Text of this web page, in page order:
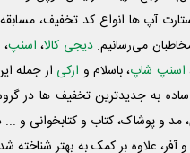
آپ ها انواع کد تخفیف،
می‌رسانیم. دیجی کالا، اسنپ
اسنپ شاپ، باسلام و ازکی از جمله
به جدیدترین تخفیف ها در گروه
مد و پوشاک، کتاب و کتابخوانی و ...
و آفر، علاوه بر کمک به بهتر